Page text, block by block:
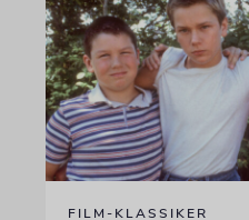
FILM-KLASSIKER